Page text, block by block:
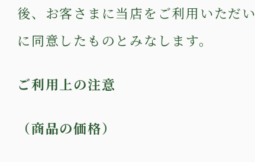
後、お客さまに当店をご利用いただ
に同意したものとみなします。
ご利用上の注意
（商品の価格）